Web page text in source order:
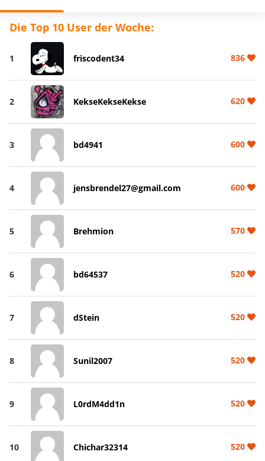
Die Top 10 User der Woche:
1 friscodent34 836
2 KekseKekseKekse 620
3 bd4941 600
4 jensbrendel27@gmail.com 600
5 Brehmion 570
6 bd64537 520
7 dStein 520
8 Sunil2007 520
9 L0rdM4dd1n 520
10 Chichar32314 520